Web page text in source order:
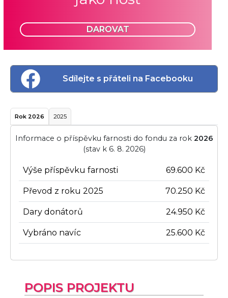
DAROVAT
Sdílejte s přáteli na Facebooku
Rok 2026 2025
Informace o příspěvku farnosti do fondu za rok 2026
(stav k 6. 8. 2026)
Výše příspěvku farnosti 69.600 Kč
Převod z roku 2025 70.250 Kč
Dary donátorů 24.950 Kč
Vybráno navíc 25.600 Kč
POPIS PROJEKTU